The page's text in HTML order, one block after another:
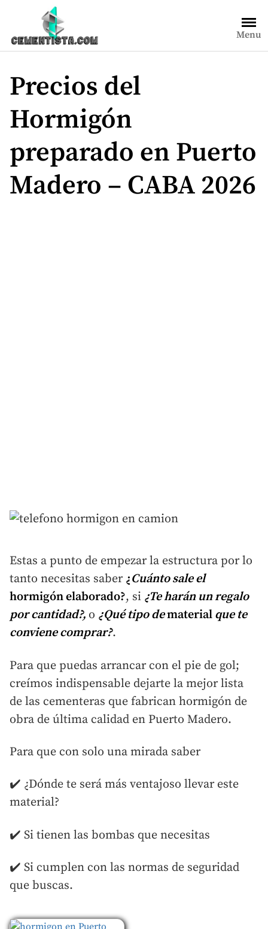
contenido
Menu
Precios del
Hormigón
preparado en Puerto
Madero – CABA 2026
Estas a punto de empezar la estructura por lo
tanto necesitas saber ¿Cuánto sale el
hormigón elaborado?, si ¿Te harán un regalo
por cantidad?, o ¿Qué tipo dematerial que te
conviene comprar?.
Para que puedas arrancar con el pie de gol;
creímos indispensable dejarte la mejor lista
de las cementeras que fabrican hormigón de
obra de última calidad en Puerto Madero.
Para que con solo una mirada saber
✔️ ¿Dónde te será más ventajoso llevar este
material?
✔️ Si tienen las bombas que necesitas
✔️ Si cumplen con las normas de seguridad
que buscas.